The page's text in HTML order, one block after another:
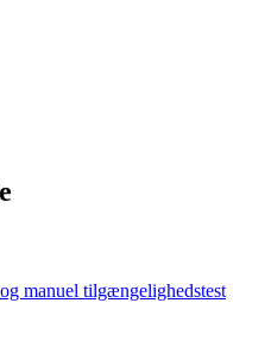
manuel tilgængelighedstest